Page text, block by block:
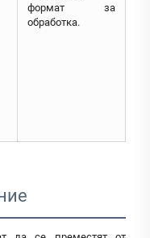
формат за
обработка.